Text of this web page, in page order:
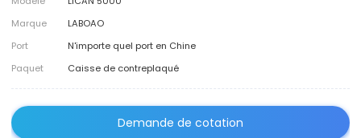
Marque
LABOAO
Port
N'importe quel port en Chine
Paquet
Caisse de contreplaqué
Demande de cotation